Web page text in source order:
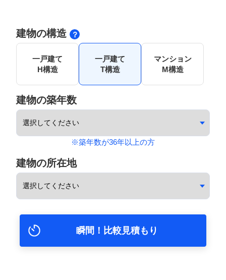
建物の構造
一戸建て
H構造
一戸建て
T構造
マンション
M構造
建物の築年数
※築年数が36年以上の方
建物の所在地
瞬間！比較見積もり